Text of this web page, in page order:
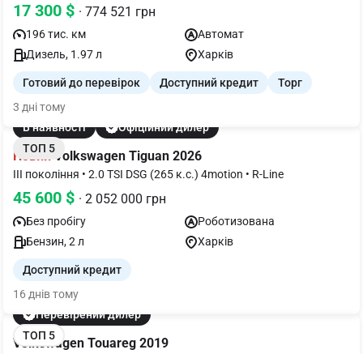
17 300 $ · 774 521 грн
196 тис. км
Автомат
Дизель, 1.97 л
Харків
Готовий до перевірок Доступний кредит
Торг
3 дні тому
В наявності
Офіційний дилер
ТОП 5
НовийVolkswagen Tiguan 2026
III покоління • 2.0 TSI DSG (265 к.с.) 4motion • R-Line
45 600 $ · 2 052 000 грн
Без пробігу
Роботизована
Бензин, 2 л
Харків
Доступний кредит
16 днів тому
Перевірений дилер
ТОП 5
Volkswagen Touareg 2019